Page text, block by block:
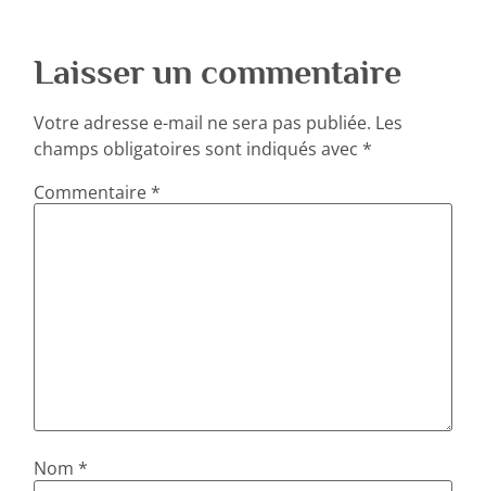
Laisser un commentaire
Votre adresse e-mail ne sera pas publiée. Les
champs obligatoires sont indiqués avec*
Commentaire*
Nom*